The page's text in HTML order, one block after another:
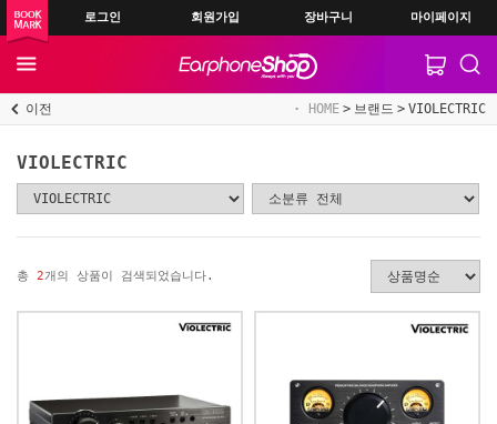
로그인 회원가입 장바구니 마이페이지
이전 HOME 브랜드 VIOLECTRIC
VIOLECTRIC
총 2개의 상품이 검색되었습니다.